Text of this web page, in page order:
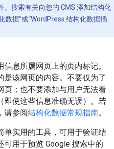
搜索有关向您的 CMS 添加结构化
数据”或“WordPress 结构化数据插
息所属网页上的页内标记。
是该网页的内容。不要仅为了
页；也不要添加与用户无法看
即使这些信息准确无误）。若
请参阅结构化数据常规指南。
单实用的工具，可用于验证结
用于预览 Google 搜索中的